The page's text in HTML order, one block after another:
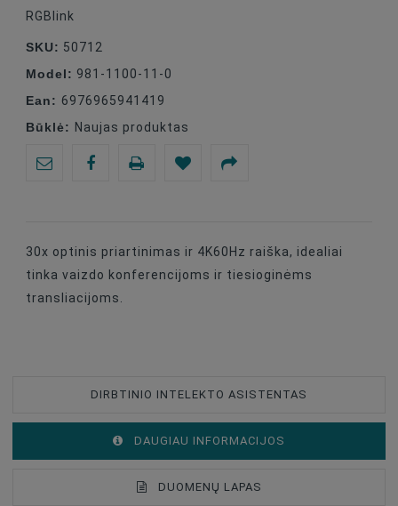
RGBlink
SKU: 50712
Model: 981-1100-11-0
Ean: 6976965941419
Būklė: Naujas produktas
30x optinis priartinimas ir 4K60Hz raiška, idealiai
tinka vaizdo konferencijoms ir tiesioginėms
transliacijoms.
DIRBTINIO INTELEKTO ASISTENTAS
DAUGIAU INFORMACIJOS
DUOMENŲ LAPAS